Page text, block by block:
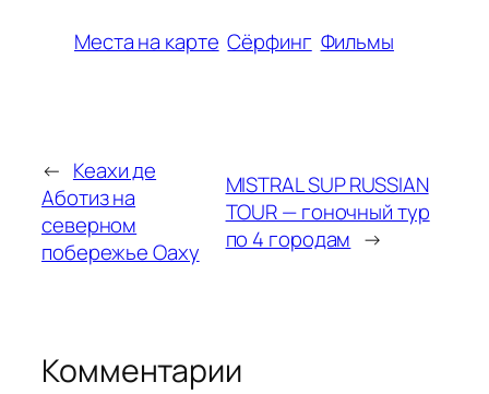
Места на карте Сёрфинг Фильмы
← Кеахи де
Аботиз на
северном
побережье Оаху
MISTRAL SUP RUSSIAN
TOUR — гоночный тур
по 4 городам →
Комментарии